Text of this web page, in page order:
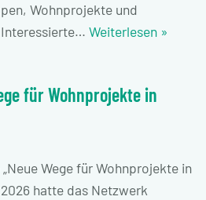
Wohnprojekte und
Weiterlesen »
für Wohnprojekte in
Wege für Wohnprojekte in
hatte das Netzwerk